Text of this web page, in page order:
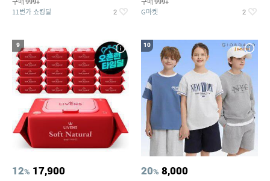
999+
11번가 쇼킹딜 2
999+
G마켓 2
9
12% 17,900
10
20% 8,000